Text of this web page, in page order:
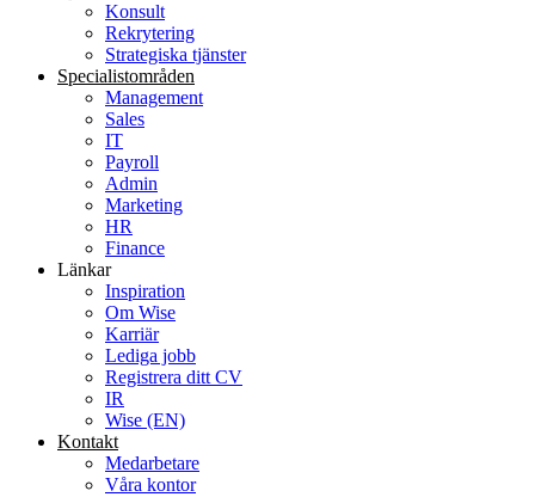
Konsult
Rekrytering
Strategiska tjänster
Specialist­områden
Management
Sales
IT
Payroll
Admin
Marketing
HR
Finance
Länkar
Inspiration
Om Wise
Karriär
Lediga jobb
Registrera ditt CV
IR
Wise (EN)
Kontakt
Medarbetare
Våra kontor